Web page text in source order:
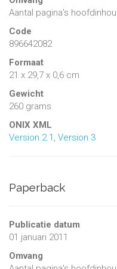
Aantal pagina's
Code
896642082
Formaat
21 x 29,7 x 0,6 cm
Gewicht
260 grams
ONIX XML
Version 2.1 , Version 3
Paperback
Publicatie datum
01 januari 2011
Omvang